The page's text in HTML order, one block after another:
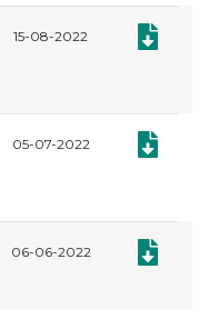
15-08-2022
05-07-2022
06-06-2022